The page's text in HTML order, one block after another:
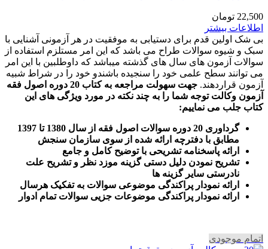
22,500 تومان
اطلاعات بیشتر
بی شک اولین قدم برای دستیابی به موفقیت در هر آزمونی آشنایی با
سبک و شیوه سوالات طراح می باشد که این امر مستلزم استفاده از
سوالات آزمون های سال های گذشته میباشد که داوطلبین با این امر
می توانند سطح علمی خود را سنجیده باشندو خود را در شراط شبیه
آزمون قراردهند.
جهت سهولت مراجعه به کتاب 20 دوره اصول فقه
آزمون وکالت توجه شما را به چند نکته در مورد ویژگی های این
کتاب جلب می نماییم:
گرداوری 20 دوره سوالات اصول فقه از سال 1380 تا 1397
مطابق با دفترچه ارائه شده از سوی سازمان سنجش
ارائه پاسخنامه تشریحی با توضیح کامل و جامع
تشریح نمودن دلیل دستی گزینه موزد نظر و تشریح علت
نادرستی سایر گزینه ها
ارائه نمودار پراکندگی موضوعی سوالات به تفکیک هرسال
رائه نمودار پراکندگی موضوعات جزیی سوالات تمام ادوار
اتمام موجودی